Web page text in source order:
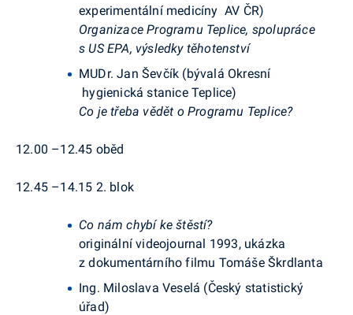
experimentální medicíny AV ČR)
Organizace Programu Teplice, spolupráce
s US EPA, výsledky těhotenství
MUDr. Jan Ševčík (bývalá Okresní
hygienická stanice Teplice)
Co je třeba vědět o Programu Teplice?
12.00 –12.45 oběd
12.45 –14.15 2. blok
Co nám chybí ke štěstí?
originální videojournal 1993, ukázka
z dokumentárního filmu Tomáše Škrdlanta
Ing. Miloslava Veselá (Český statistický
úřad)